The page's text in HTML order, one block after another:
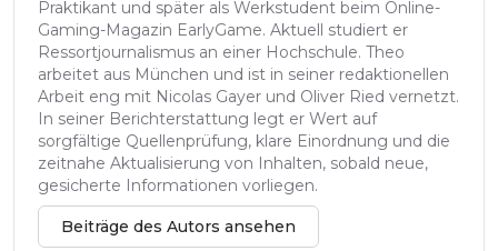
Praktikant und später als Werkstudent beim Online-
Gaming-Magazin EarlyGame. Aktuell studiert er
Ressortjournalismus an einer Hochschule. Theo
arbeitet aus München und ist in seiner redaktionellen
Arbeit eng mit Nicolas Gayer und Oliver Ried vernetzt.
In seiner Berichterstattung legt er Wert auf
sorgfältige Quellenprüfung, klare Einordnung und die
zeitnahe Aktualisierung von Inhalten, sobald neue,
gesicherte Informationen vorliegen.
Beiträge des Autors ansehen